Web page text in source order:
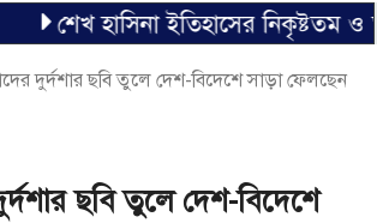
শেখ হাসিনা ইতিহাসের নিকৃষ্টতম ও ঘৃণ্য
দুর্দশার ছবি তুলে দেশ-বিদেশে সাড়া ফেলছেন
ছবি তুলে দেশ-বিদেশে